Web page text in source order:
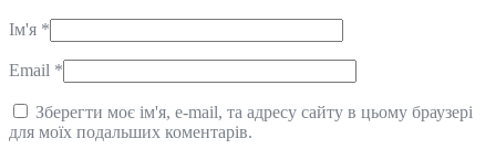
Ім'я *
Email *
Зберегти моє ім'я, e-mail, та адресу сайту в цьому браузері
для моїх подальших коментарів.